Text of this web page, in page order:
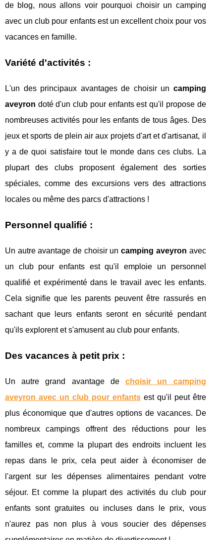
de blog, nous allons voir pourquoi choisir un camping
avec un club pour enfants est un excellent choix pour vos
vacances en famille.
Variété d'activités :
L'un des principaux avantages de choisir un camping
aveyron doté d'un club pour enfants est qu'il propose de
nombreuses activités pour les enfants de tous âges. Des
jeux et sports de plein air aux projets d'art et d'artisanat, il
y a de quoi satisfaire tout le monde dans ces clubs. La
plupart des clubs proposent également des sorties
spéciales, comme des excursions vers des attractions
locales ou même des parcs d'attractions !
Personnel qualifié :
Un autre avantage de choisir uncamping aveyron avec
un club pour enfants est qu'il emploie un personnel
qualifié et expérimenté dans le travail avec les enfants.
Cela signifie que les parents peuvent être rassurés en
sachant que leurs enfants seront en sécurité pendant
qu'ils explorent et s'amusent au club pour enfants.
Des vacances à petit prix :
Un autre grand avantage dechoisir un camping
aveyron avec un club pour enfantsest qu'il peut être
plus économique que d'autres options de vacances. De
nombreux campings offrent des réductions pour les
familles et, comme la plupart des endroits incluent les
repas dans le prix, cela peut aider à économiser de
l'argent sur les dépenses alimentaires pendant votre
séjour. Et comme la plupart des activités du club pour
enfants sont gratuites ou incluses dans le prix, vous
n'aurez pas non plus à vous soucier des dépenses